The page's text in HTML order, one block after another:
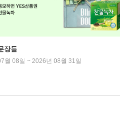
장들
월 08일 ~ 2026년 08월 31일